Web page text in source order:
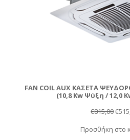
FAN COIL AUX ΚΑΣΕΤΑ
(10,8 Kw Ψύξη / 12,0
€815,00
was:
€
Προσθήκη στο